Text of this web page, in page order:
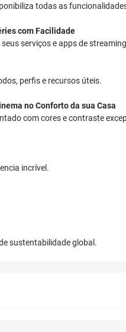
todas as
com Facilidade
serviços e apps de
perfis e recursos úteis.
no Conforto da sua Casa
com cores e contraste
incrível.
sustentabilidade global.